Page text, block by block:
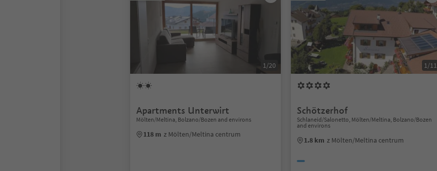
1/20
Apartments Unterwirt
Mölten/Meltina, Bolzano/Bozen and environs
118 m z Mölten/Meltina centrum
1/11
Schötzerhof
Schlaneid/Salonetto, Mölten/Meltina, Bolzano/Bozen
and environs
1.8 km z Mölten/Meltina centrum